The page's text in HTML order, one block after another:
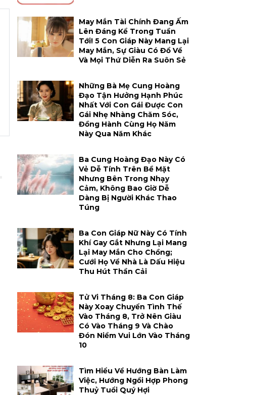
May Mắn Tài Chính Đang Ấm
Lên Đáng Kể Trong Tuần
Tới! 5 Con Giáp Này Mang Lại
May Mắn, Sự Giàu Có Đổ Về
Và Mọi Thứ Diễn Ra Suôn Sẻ
Những Bà Mẹ Cung Hoàng
Đạo Tận Hưởng Hạnh Phúc
Nhất Với Con Gái Được Con
Gái Nhẹ Nhàng Chăm Sóc,
Đồng Hành Cùng Họ Năm
Này Qua Năm Khác
Ba Cung Hoàng Đạo Này Có
Vẻ Dễ Tính Trên Bề Mặt
Nhưng Bên Trong Nhạy
Cảm, Không Bao Giờ Dễ
Dàng Bị Người Khác Thao
Túng
Ba Con Giáp Nữ Này Có Tính
Khí Gay Gắt Nhưng Lại Mang
Lại May Mắn Cho Chồng;
Cưới Họ Về Nhà Là Dấu Hiệu
Thu Hút Thần Cải
Tử Vi Tháng 8: Ba Con Giáp
Này Xoay Chuyển Tình Thế
Vào Tháng 8, Trở Nên Giàu
Có Vào Tháng 9 Và Chào
Đón Niềm Vui Lớn Vào Tháng
10
Tìm Hiểu Về Hướng Bàn Làm
Việc, Hướng Ngồi Hợp Phong
Thuỷ Tuổi Quý Hợi